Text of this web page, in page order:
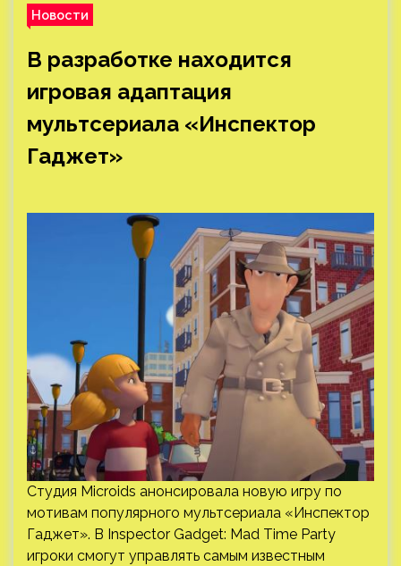
Новости
В разработке находится
игровая адаптация
мультсериала «Инспектор
Гаджет»
Студия Microids анонсировала новую игру по
мотивам популярного мультсериала «Инспектор
Гаджет». В Inspector Gadget: Mad Time Party
игроки смогут управлять самым известным